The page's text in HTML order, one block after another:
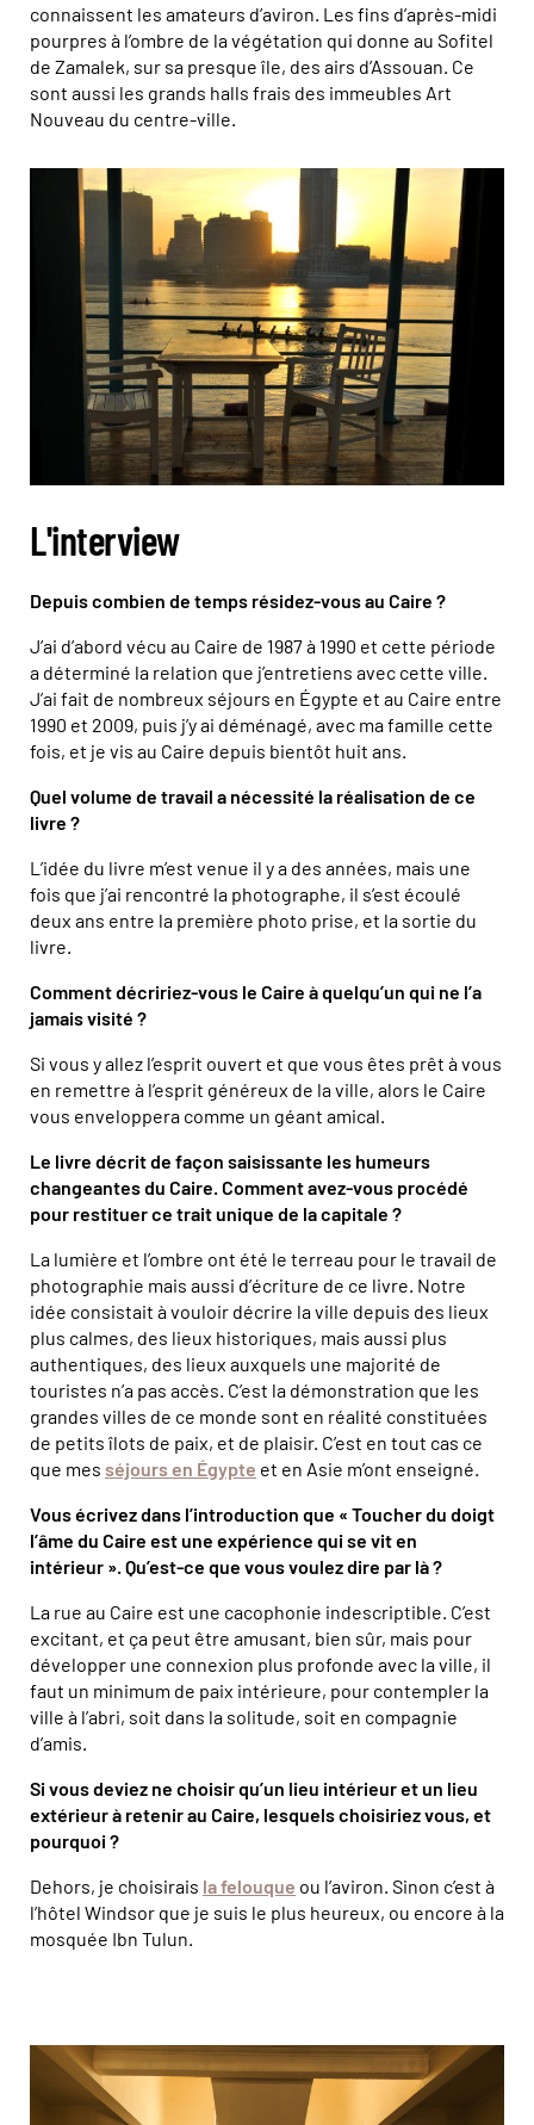
connaissent les amateurs d’aviron. Les fins d’après-midi
pourpres à l’ombre de la végétation qui donne au Sofitel
de Zamalek, sur sa presque île, des airs d’Assouan. Ce
sont aussi les grands halls frais des immeubles Art
Nouveau du centre-ville.
L'interview
Depuis combien de temps résidez-vous au Caire ?
J’ai d’abord vécu au Caire de 1987 à 1990 et cette période
a déterminé la relation que j’entretiens avec cette ville.
J’ai fait de nombreux séjours en Égypte et au Caire entre
1990 et 2009, puis j’y ai déménagé, avec ma famille cette
fois, et je vis au Caire depuis bientôt huit ans.
Quel volume de travail a nécessité la réalisation de ce
livre ?
L’idée du livre m’est venue il y a des années, mais une
fois que j’ai rencontré la photographe, il s’est écoulé
deux ans entre la première photo prise, et la sortie du
livre.
Comment décririez-vous le Caire à quelqu’un qui ne l’a
jamais visité ?
Si vous y allez l’esprit ouvert et que vous êtes prêt à vous
en remettre à l’esprit généreux de la ville, alors le Caire
vous enveloppera comme un géant amical.
Le livre décrit de façon saisissante les humeurs
changeantes du Caire. Comment avez-vous procédé
pour restituer ce trait unique de la capitale ?
La lumière et l’ombre ont été le terreau pour le travail de
photographie mais aussi d’écriture de ce livre. Notre
idée consistait à vouloir décrire la ville depuis des lieux
plus calmes, des lieux historiques, mais aussi plus
authentiques, des lieux auxquels une majorité de
touristes n’a pas accès. C’est la démonstration que les
grandes villes de ce monde sont en réalité constituées
de petits îlots de paix, et de plaisir. C’est en tout cas ce
que mes séjours en Égypte et en Asie m’ont enseigné.
Vous écrivez dans l’introduction que « Toucher du doigt
l’âme du Caire est une expérience qui se vit en
intérieur ». Qu’est-ce que vous voulez dire par là ?
La rue au Caire est une cacophonie indescriptible. C’est
excitant, et ça peut être amusant, bien sûr, mais pour
développer une connexion plus profonde avec la ville, il
faut un minimum de paix intérieure, pour contempler la
ville à l’abri, soit dans la solitude, soit en compagnie
d’amis.
Si vous deviez ne choisir qu’un lieu intérieur et un lieu
extérieur à retenir au Caire, lesquels choisiriez vous, et
pourquoi ?
Dehors, je choisirais la felouque ou l’aviron. Sinon c’est à
l’hôtel Windsor que je suis le plus heureux, ou encore à la
mosquée Ibn Tulun.